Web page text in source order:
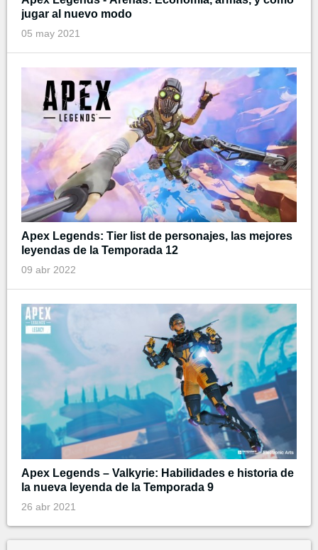
jugar al nuevo modo
05 may 2021
Apex Legends: Tier list de personajes, las mejores
leyendas de la Temporada 12
09 abr 2022
Apex Legends – Valkyrie: Habilidades e historia de
la nueva leyenda de la Temporada 9
26 abr 2021